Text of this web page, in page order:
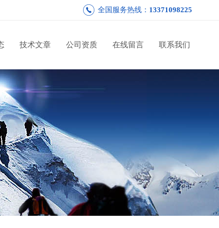
全国服务热线： 13371098225
技术文章 公司资质 在线留言 联系我们